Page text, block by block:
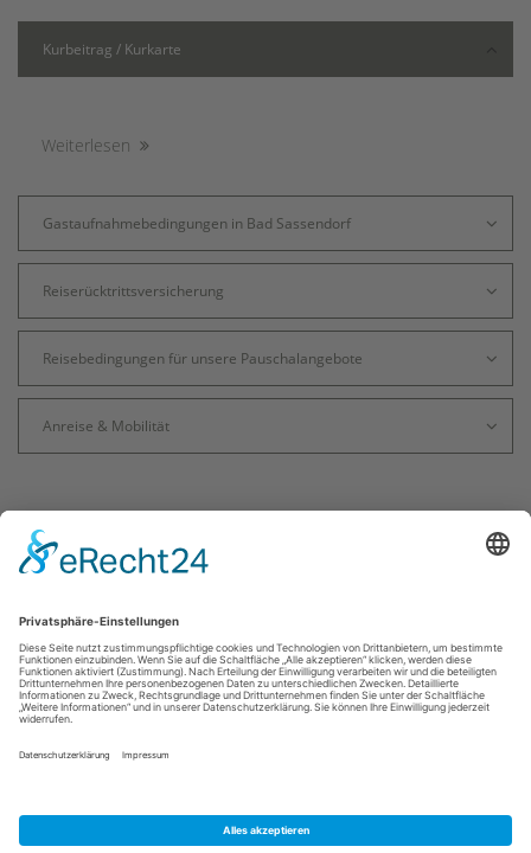
Kurbeitrag / Kurkarte
Weiterlesen
Gastaufnahmebedingungen in Bad Sassendorf
Reiserücktrittsversicherung
Reisebedingungen für unsere Pauschalangebote
Anreise & Mobilität
Kontakt|Impressum|Datenschutz|Barrierefreiheit
2026 inwebco GmbH